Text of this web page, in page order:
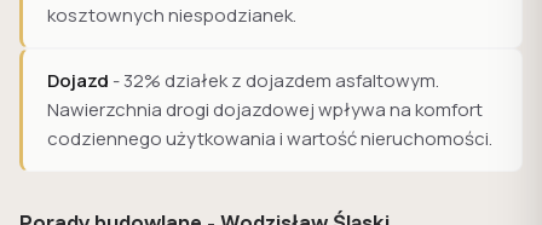
kosztownych niespodzianek.
Dojazd - 32% działek z dojazdem asfaltowym.
Nawierzchnia drogi dojazdowej wpływa na komfort
codziennego użytkowania i wartość nieruchomości.